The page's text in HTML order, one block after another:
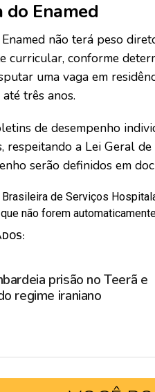
do Enamed
não terá peso
curricular, conforme
uma vaga em
três anos.
de desempenho
respeitando a Lei Geral
serão definidos em
Brasileira de Serviços
não forem
prisão no Teerã e
regime iraniano